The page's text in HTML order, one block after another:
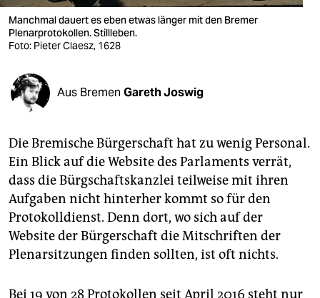
verlag
veranstaltungen
fragen & hilfe
abo
genossenschaft
epaper login
Manchmal dauert es eben etwas länger mit den Bremer
Plenarprotokollen. Stillleben.
Foto: Pieter Claesz, 1628
Aus Bremen Gareth Joswig
Die Bremische Bürgerschaft hat zu wenig Personal.
Ein Blick auf die Website des Parlaments verrät,
dass die Bürgschaftskanzlei teilweise mit ihren
Aufgaben nicht hinterher kommt so für den
Protokolldienst. Denn dort, wo sich auf der
Website der Bürgerschaft die Mitschriften der
Plenarsitzungen finden sollten, ist oft nichts.
Bei 19 von 28 Protokollen seit April 2016 steht nur